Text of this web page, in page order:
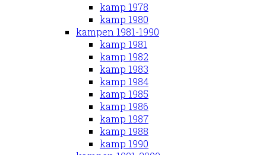
kamp 1978
kamp 1980
kampen 1981-1990
kamp 1981
kamp 1982
kamp 1983
kamp 1984
kamp 1985
kamp 1986
kamp 1987
kamp 1988
kamp 1990